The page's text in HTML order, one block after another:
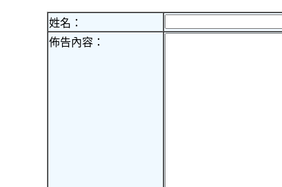
姓名：
佈告內容：